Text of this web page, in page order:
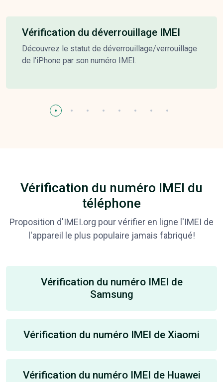
Vérification du déverrouillage IMEI
Découvrez le statut de déverrouillage/verrouillage
de l'iPhone par son numéro IMEI.
Vérification du numéro IMEI du
téléphone
Proposition d'IMEI.org pour vérifier en ligne l'IMEI de
l'appareil le plus populaire jamais fabriqué!
Vérification du numéro IMEI de
Samsung
Vérification du numéro IMEI de Xiaomi
Vérification du numéro IMEI de Huawei